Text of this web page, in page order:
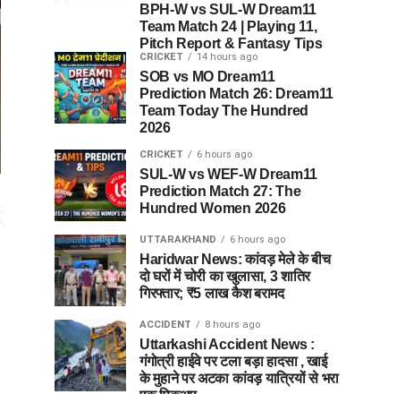
BPH-W vs SUL-W Dream11
Team Match 24 | Playing 11,
Pitch Report & Fantasy Tips
CRICKET 14 hours ago
SOB vs MO Dream11
Prediction Match 26: Dream11
Team Today The Hundred
2026
CRICKET 6 hours ago
SUL-W vs WEF-W Dream11
Prediction Match 27: The
Hundred Women 2026
UTTARAKHAND 6 hours ago
Haridwar News: कांवड़ मेले के बीच
दो घरों में चोरी का खुलासा, 3 शातिर
गिरफ्तार; ₹5 लाख कैश बरामद
ACCIDENT 8 hours ago
Uttarkashi Accident News :
गंगोत्री हाईवे पर टला बड़ा हादसा , खाई
के मुहाने पर अटका कांवड़ यात्रियों से भरा